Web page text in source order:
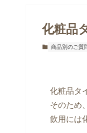
化粧品
商品別のご質
化粧品タ
そのため
飲用には